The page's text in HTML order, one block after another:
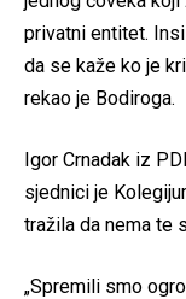
privatni entitet.
da se kaže ko je
rekao je Bodiroga.
Igor Crnadak iz
sjednici je
tražila da nema te
„Spremili smo